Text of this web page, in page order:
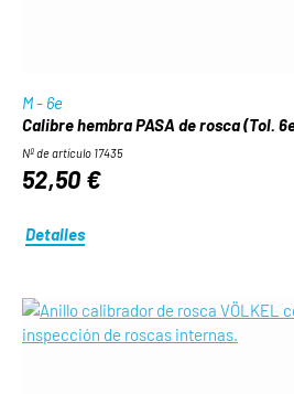
M - 6e
Calibre hembra PASA de rosca (Tol.
Nº de artículo 17435
52,50 €
Detalles